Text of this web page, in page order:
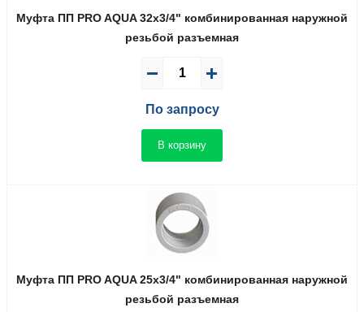
Муфта ПП PRO AQUA 32x3/4" комбинированная наружной
резьбой разъемная
По запросу
В корзину
Муфта ПП PRO AQUA 25x3/4" комбинированная наружной
резьбой разъемная